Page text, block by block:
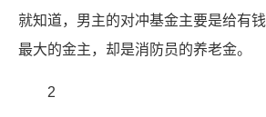
就知道，男主的对冲基金主要是给有
最大的金主，却是消防员的养老金。
2